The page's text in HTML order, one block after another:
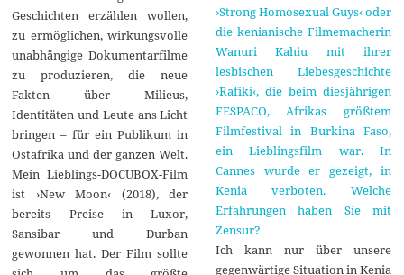
Geschichten erzählen wollen,
zu ermöglichen, wirkungsvolle
unabhängige Dokumentarfilme
zu produzieren, die neue
Fakten über Milieus,
Identitäten und Leute ans Licht
bringen – für ein Publikum in
Ostafrika und der ganzen Welt.
Mein Lieblings-DOCUBOX-Film
ist ›New Moon‹ (2018), der
bereits Preise in Luxor,
Sansibar und Durban
gewonnen hat. Der Film sollte
›Strong Homosexual Guys‹ oder
die kenianische Filmemacherin
Wanuri Kahiu mit ihrer
lesbischen Liebesgeschichte
›Rafiki‹, die beim diesjährigen
FESPACO, Afrikas größtem
Filmfestival in Burkina Faso,
ein Lieblingsfilm war. In
Cannes wurde er gezeigt, in
Kenia verboten. Welche
Erfahrungen haben Sie mit
Zensur?
Ich kann nur über unsere
gegenwärtige Situation in Kenia